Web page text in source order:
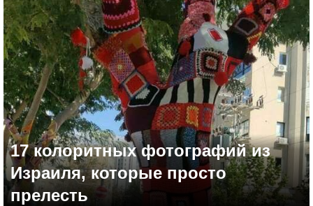
17 колоритных фотографий из
Израиля, которые просто
прелесть